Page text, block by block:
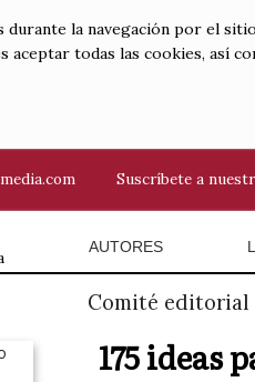
la navegación por el
aceptar todas las cookies, así
Suscríbete a
AUTORES
Comité editorial
175 ideas